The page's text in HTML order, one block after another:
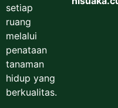
setiap
ruang
melalui
penataan
tanaman
hidup yang
berkualitas.